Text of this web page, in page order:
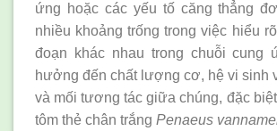
ứng hoặc các yếu tố căng thẳng
nhiều khoảng trống trong việc hiểu
đoạn khác nhau trong chuỗi cung
hưởng đến chất lượng cơ, hệ vi sinh
và mối tương tác giữa chúng, đặc
tôm thẻ chân trắng Penaeus